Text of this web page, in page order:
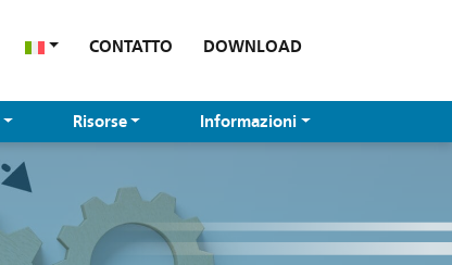
CONTATTO DOWNLOAD
Risorse Informazioni